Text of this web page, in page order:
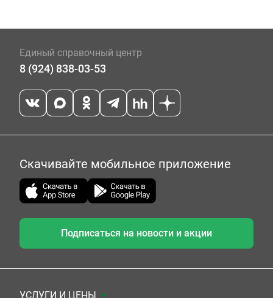
Единый справочный центр
8 (924) 838-03-53
Скачивайте мобильное приложение
Подписаться на новости и акции
УСЛУГИ И ЦЕНЫ